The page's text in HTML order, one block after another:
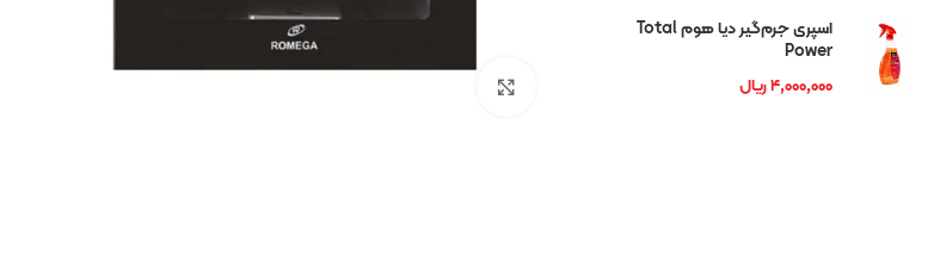
ریتون
اسپری جرم‌گیر دیا هوم Total
Power
۴,۰۰۰,۰۰۰ریال